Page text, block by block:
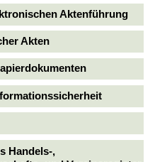
Aktenführung
Akten
Handels-,